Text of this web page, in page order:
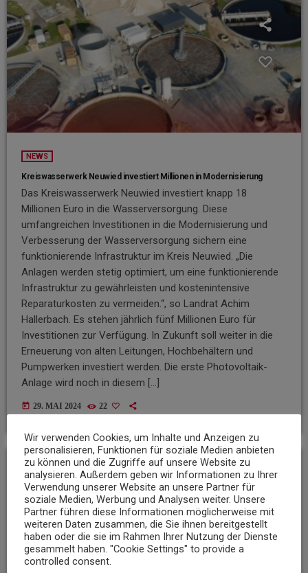
NEWS
Kreiswasserwerk Neuwied investiert Millionen in Modernisierung
Das Kreiswasserwerk Neuwied investiert knapp 18
Millionen Euro in die Wasserversorgung. Diese
umfangreichen Investitionen in die Modernisierung und
Verbesserung der Wasserversorgung sichern eine
funktionierende Infrastruktur im Kreis Neuwied. „Die
Anlagen werden stetig optimiert, um eine funktionierende
Infrastruktur zu gewährleisten und kostenintensive
Reparaturkosten zu vermeiden.“, so Landrat Achim
Hallerbach. Es stehen jährlich fünf Millionen Euro für
Investitionen zur Verfügung. In Zukunft soll weiter in die
Erneuerung von alten Leitungen, Hochbehältern und
Pumpwerken investiert werden. Die erste Photovoltaik-
Anlage wird noch in diesem […]
today 29. MAI 2024 22
Wir verwenden Cookies, um Inhalte und Anzeigen zu
personalisieren, Funktionen für soziale Medien anbieten
zu können und die Zugriffe auf unsere Website zu
analysieren. Außerdem geben wir Informationen zu Ihrer
Verwendung unserer Website an unsere Partner für
soziale Medien, Werbung und Analysen weiter. Unsere
Partner führen diese Informationen möglicherweise mit
weiteren Daten zusammen, die Sie ihnen bereitgestellt
haben oder die sie im Rahmen Ihrer Nutzung der Dienste
gesammelt haben. "Cookie Settings" to provide a
controlled consent.